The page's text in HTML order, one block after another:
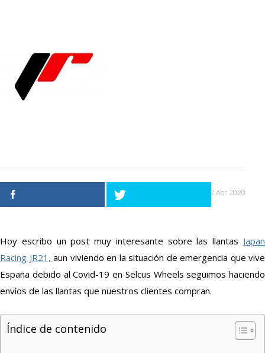
02 Abr 2020
Hoy escribo un post muy interesante sobre las llantas Japan
Racing JR21, aun viviendo en la situación de emergencia que vive
España debido al Covid-19 en Selcus Wheels seguimos haciendo
envíos de las llantas que nuestros clientes compran.
Índice de contenido